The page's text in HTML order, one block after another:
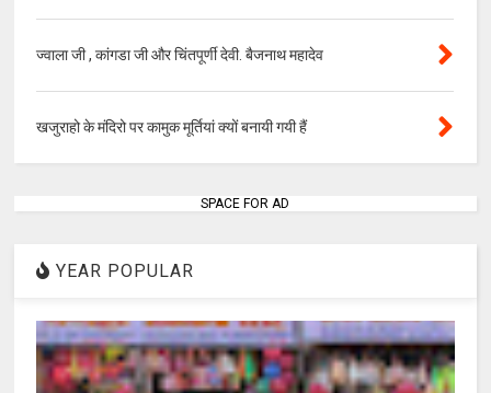
ज्वाला जी , कांगडा जी और चिंतपूर्णी देवी. बैजनाथ महादेव
खजुराहो के मंदिरो पर कामुक मूर्तियां क्यों बनायी गयी हैं
SPACE FOR AD
YEAR POPULAR